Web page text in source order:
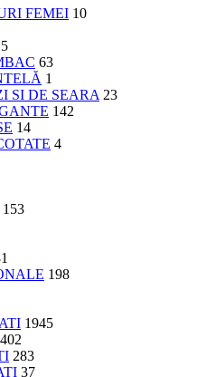
FEMEI 10
63
1
SI DE SEARA 23
142
14
4
153
198
1945
402
283
37